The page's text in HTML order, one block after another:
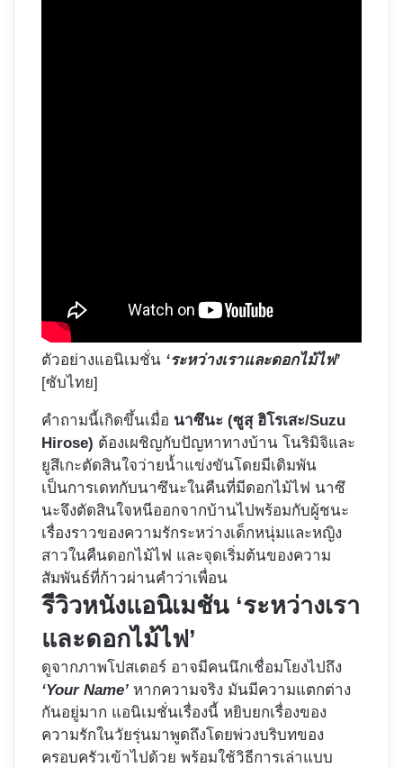
ตัวอย่างแอนิเมชั่น ‘ระหว่างเราและดอกไม้ไฟ’
[ซับไทย]
คำถามนี้เกิดขึ้นเมื่อ นาซึนะ (ซูสุ ฮิโรเสะ/Suzu
Hirose) ต้องเผชิญกับปัญหาทางบ้าน โนริมิจิและ
ยูสึเกะตัดสินใจว่ายน้ำแข่งขันโดยมีเดิมพัน
เป็นการเดทกับนาซึนะในคืนที่มีดอกไม้ไฟ นาซึ
นะจึงตัดสินใจหนีออกจากบ้านไปพร้อมกับผู้ชนะ
เรื่องราวของความรักระหว่างเด็กหนุ่มและหญิง
สาวในคืนดอกไม้ไฟ และจุดเริ่มต้นของความ
สัมพันธ์ที่ก้าวผ่านคำว่าเพื่อน
รีวิวหนังแอนิเมชัน ‘ระหว่างเรา
และดอกไม้ไฟ’
ดูจากภาพโปสเตอร์ อาจมีคนนึกเชื่อมโยงไปถึง
‘Your Name’ หากความจริง มันมีความแตกต่าง
กันอยู่มาก แอนิเมชั่นเรื่องนี้ หยิบยกเรื่องของ
ความรักในวัยรุ่นมาพูดถึงโดยพ่วงบริบทของ
ครอบครัวเข้าไปด้วย พร้อมใช้วิธีการเล่าแบบ